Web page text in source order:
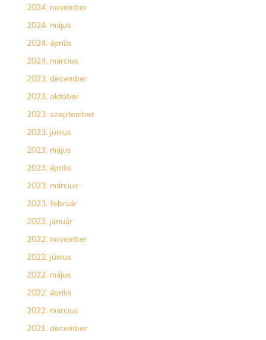
2024. november
2024. május
2024. április
2024. március
2023. december
2023. október
2023. szeptember
2023. június
2023. május
2023. április
2023. március
2023. február
2023. január
2022. november
2022. június
2022. május
2022. április
2022. március
2021. december